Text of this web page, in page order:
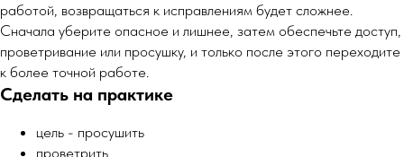
работой, возвращаться к исправлениям будет сложнее.
Сначала уберите опасное и лишнее, затем обеспечьте доступ,
проветривание или просушку, и только после этого переходите
к более точной работе.
Сделать на практике
цель - просушить
проветрить